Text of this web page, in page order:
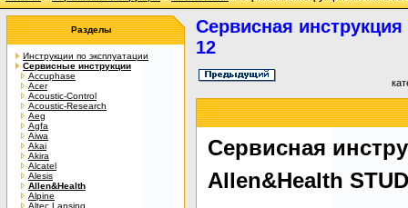
Разделы
Инструкции по эксплуатации
Сервисные инструкции
Accuphase
Acer
Acoustic-Control
Acoustic-Research
Aeg
Agfa
Aiwa
Akai
Akira
Alcatel
Alesis
Allen&Health
Alpine
Altec Lansing
Сервисная
12
Сервисная
Allen&Health